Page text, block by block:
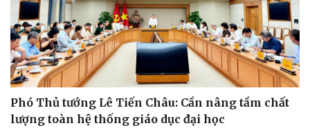
Phó Thủ tướng Lê Tiến Châu: Cần nâng tầm chất
lượng toàn hệ thống giáo dục đại học